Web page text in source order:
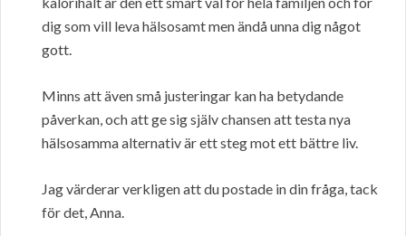
dig som vill leva hälsosamt men ändå unna dig något
gott.
Minns att även små justeringar kan ha betydande
påverkan, och att ge sig själv chansen att testa nya
hälsosamma alternativ är ett steg mot ett bättre liv.
Jag värderar verkligen att du postade in din fråga, tack
för det, Anna.